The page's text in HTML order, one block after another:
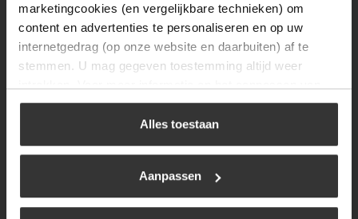
marketingcookies (en vergelijkbare technieken) om
content en advertenties te personaliseren en op uw
internetgedrag (op onze website en daarbuiten) af te
stemmen. U mag gegeven toestemming altijd weer
uw keuze op onze website verwijzen wij u naar ons
Alles toestaan
Aanpassen
Zondag
Gesloten
Navigatie
BBQ
Kamperen
Gastechniek